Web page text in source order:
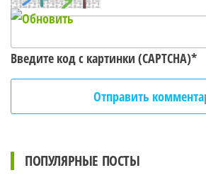
Введите код с картинки (CAPTCHA)*
ПОПУЛЯРНЫЕ ПОСТЫ